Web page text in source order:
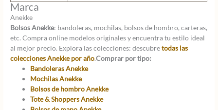
Marca
Anekke
Bolsos Anekke: bandoleras, mochilas, bolsos de hombro, carteras,
etc. Compra online modelos originales y encuentra tu estilo ideal
al mejor precio. Explora las colecciones: descubretodas las
colecciones Anekke por año.Comprar por tipo:
Bandoleras Anekke
Mochilas Anekke
Bolsos de hombro Anekke
Tote & Shoppers Anekke